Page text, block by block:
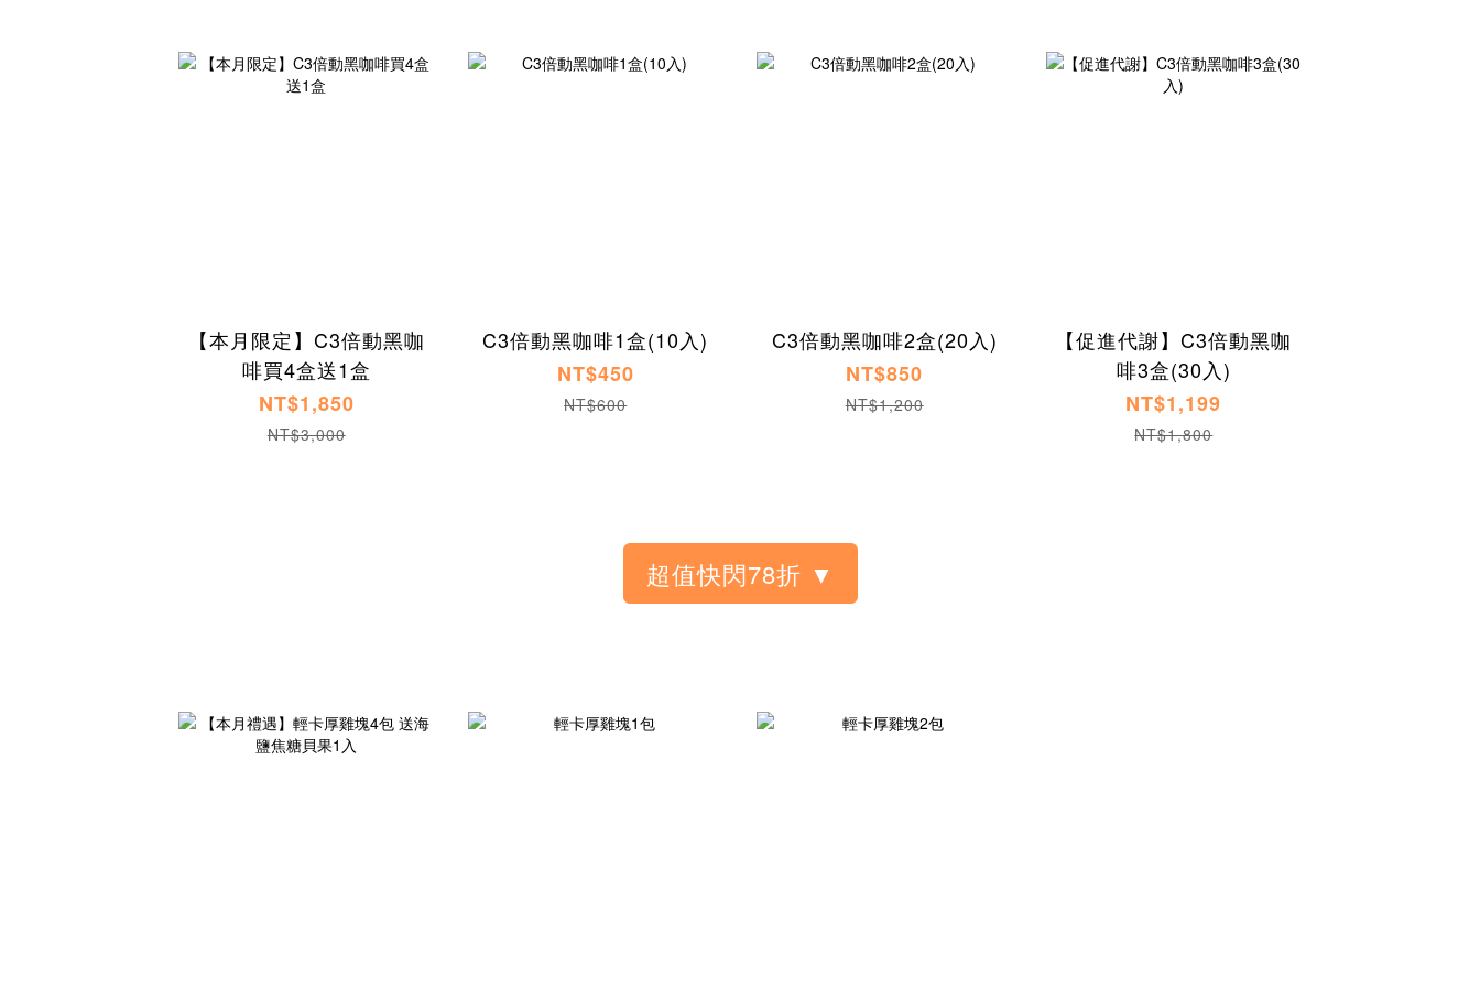
【本月限定】C3倍動黑咖
啡買4盒送1盒
NT$1,850
NT$3,000
C3倍動黑咖啡1盒(10入)
NT$450
NT$600
C3倍動黑咖啡2盒(20入)
NT$850
NT$1,200
【促進代謝】C3倍動黑咖
啡3盒(30入)
NT$1,199
NT$1,800